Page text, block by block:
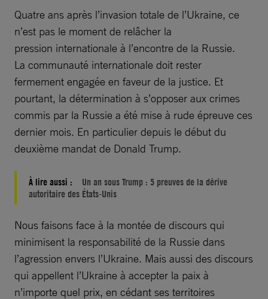
Quatre ans après l’invasion totale de l’Ukraine, ce
n’est pas le moment de relâcher la
pression internationale à l’encontre de la Russie.
La communauté internationale doit rester
fermement engagée en faveur de la justice. Et
pourtant, la détermination à s’opposer aux crimes
commis par la Russie a été mise à rude épreuve ces
dernier mois. En particulier depuis le début du
deuxième mandat de Donald Trump.
À lire aussi :
Un an sous Trump : 5 preuves de la dérive
autoritaire des États-Unis
Nous faisons face à la montée de discours qui
minimisent la responsabilité de la Russie dans
l’agression envers l’Ukraine. Mais aussi des discours
qui appellent l’Ukraine à accepter la paix à
n’importe quel prix, en cédant ses territoires